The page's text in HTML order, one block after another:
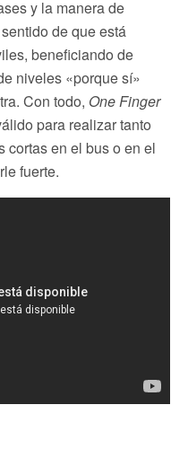
y la manera de
de que está
beneficiando de
niveles «porque sí»
Con todo, One Finger
para realizar tanto
cortas en el bus o en el
fuerte.